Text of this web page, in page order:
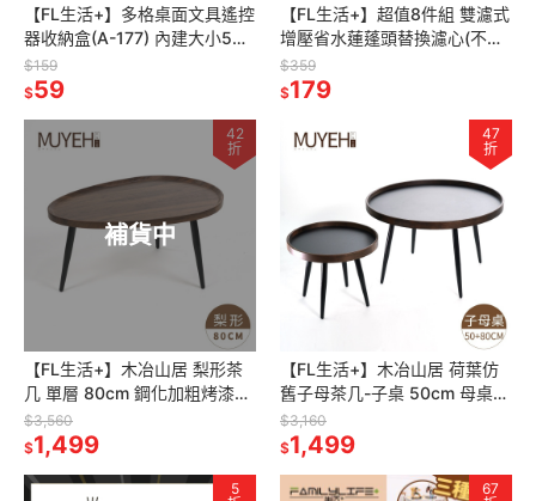
【FL生活+】多格桌面文具遙控
器收納盒(A-177) 內建大小5分
格 文具 妝品 遙控器及小物 適
合各種桌面收納
$159
$59
【FL生活+】超值8件組 雙濾式
增壓省水蓮蓬頭替換濾心(不含
$359
$179
補貨中
42
折
【FL生活+】木冶山居 梨形茶
几 單層 80cm 鋼化加粗烤漆桌
腳 餐桌 客廳桌 矮桌 客廳桌 沙
發桌WO-026
$3,560
$1,499
47
折
【FL生活+】木冶山居 荷葉仿
舊子母茶几-子桌 50cm 母桌
80cm鋼化加粗烤漆桌腳 防摔
圍檔設計 子母桌
$3,160
$1,499
5
67